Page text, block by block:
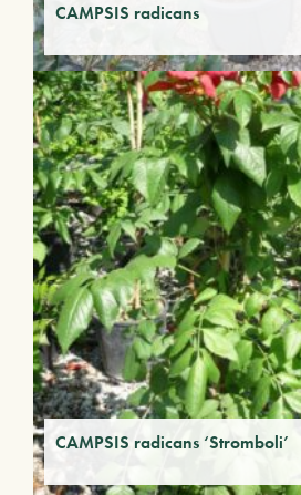
CAMPSIS radicans
CAMPSIS radicans ‘Stromboli’